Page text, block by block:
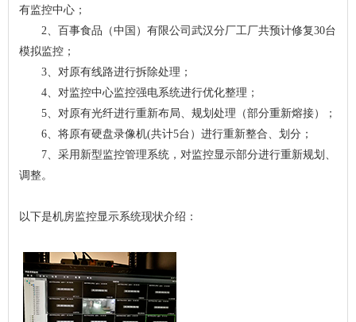
有监控中心；
2、百事食品（中国）有限公司武汉分厂工厂共预计修复30台
模拟监控；
3、对原有线路进行拆除处理；
4、对监控中心监控强电系统进行优化整理；
5、对原有光纤进行重新布局、规划处理（部分重新熔接）；
6、将原有硬盘录像机(共计5台）进行重新整合、划分；
7、采用新型监控管理系统，对监控显示部分进行重新规划、
调整。
以下是机房监控显示系统现状介绍：